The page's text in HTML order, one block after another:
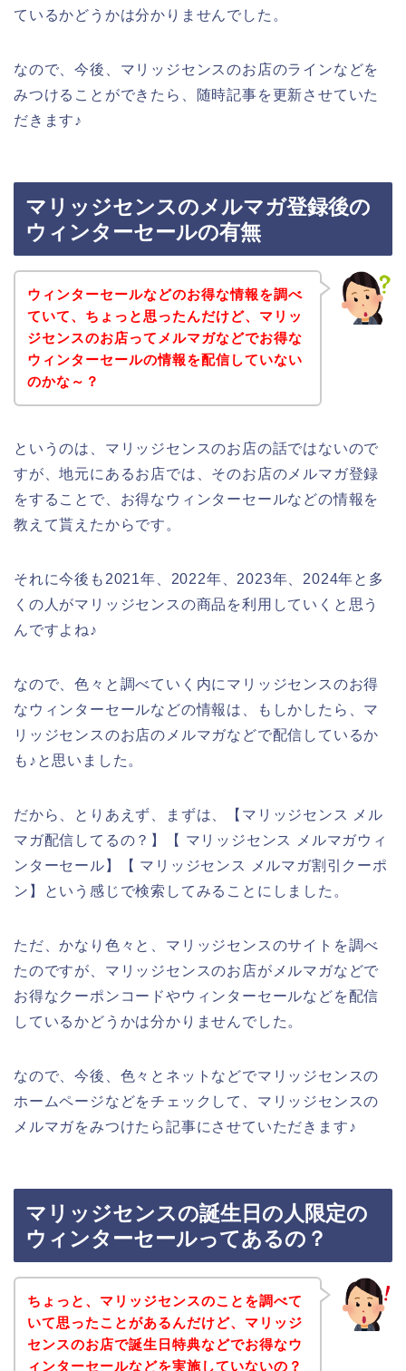
ているかどうかは分かりませんでした。
なので、今後、マリッジセンスのお店のラインなどを
みつけることができたら、随時記事を更新させていた
だきます♪
マリッジセンスのメルマガ登録後の
ウィンターセールの有無
ウィンターセールなどのお得な情報を調べ
ていて、ちょっと思ったんだけど、マリッ
ジセンスのお店ってメルマガなどでお得な
ウィンターセールの情報を配信していない
のかな～？
というのは、マリッジセンスのお店の話ではないので
すが、地元にあるお店では、そのお店のメルマガ登録
をすることで、お得なウィンターセールなどの情報を
教えて貰えたからです。
それに今後も2021年、2022年、2023年、2024年と多
くの人がマリッジセンスの商品を利用していくと思う
んですよね♪
なので、色々と調べていく内にマリッジセンスのお得
なウィンターセールなどの情報は、もしかしたら、マ
リッジセンスのお店のメルマガなどで配信しているか
も♪と思いました。
だから、とりあえず、まずは、【マリッジセンス メル
マガ配信してるの？】【 マリッジセンス メルマガウィ
ンターセール】【 マリッジセンス メルマガ割引クーポ
ン】という感じで検索してみることにしました。
ただ、かなり色々と、マリッジセンスのサイトを調べ
たのですが、マリッジセンスのお店がメルマガなどで
お得なクーポンコードやウィンターセールなどを配信
しているかどうかは分かりませんでした。
なので、今後、色々とネットなどでマリッジセンスの
ホームページなどをチェックして、マリッジセンスの
メルマガをみつけたら記事にさせていただきます♪
マリッジセンスの誕生日の人限定の
ウィンターセールってあるの？
ちょっと、マリッジセンスのことを調べて
いて思ったことがあるんだけど、マリッジ
センスのお店で誕生日特典などでお得なウ
ィンターセールなどを実施していないの？